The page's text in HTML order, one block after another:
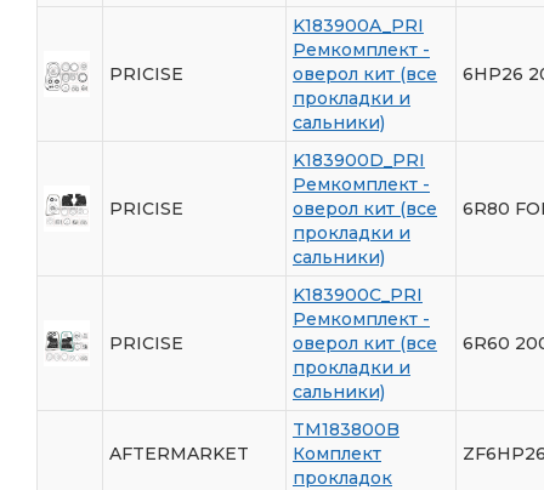
PRICISE
K183900A_PRI
Ремкомплект -
оверол кит (все
прокладки и
сальники)
6HP26
PRICISE
K183900D_PRI
Ремкомплект -
оверол кит (все
прокладки и
сальники)
6R80
PRICISE
K183900C_PRI
Ремкомплект -
оверол кит (все
прокладки и
сальники)
6R60
AFTERMARKET
TM183800B
Комплект
прокладок